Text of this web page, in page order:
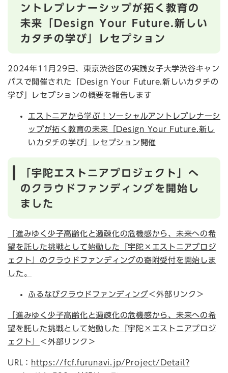
ントレプレナーシップが拓く教育の
未来「Design Your Future.新しい
カタチの学び」レセプション
2024年11月29日、東京渋谷区の実践女子大学渋谷キャン
パスで開催された「Design Your Future.新しいカタチの
学び」レセプションの概要を報告します
エストニアから学ぶ！ソーシャルアントレプレナーシ
ップが拓く教育の未来「Design Your Future.新し
いカタチの学び」レセプション開催
「宇陀エストニアプロジェクト」へ
のクラウドファンディングを開始し
ました
「進みゆく少子高齢化と過疎化の危機感から、未来への希
望を託した挑戦として始動した『宇陀×エストニアプロジ
ェクト』のクラウドファンディングの寄附受付を開始しま
した。
ふるなびクラウドファンディング＜外部リンク＞
「進みゆく少子高齢化と過疎化の危機感から、未来への希
望を託した挑戦として始動した『宇陀×エストニアプロジ
ェクト』
＜外部リンク＞
URL： https://fcf.furunavi.jp/Project/Detail?